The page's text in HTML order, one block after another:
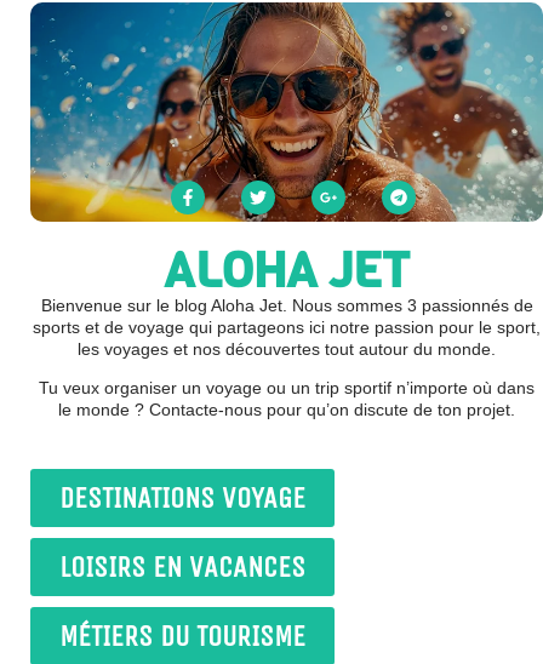
ALOHA JET
Bienvenue sur le blog Aloha Jet. Nous sommes 3 passionnés de
sports et de voyage qui partageons ici notre passion pour le sport,
les voyages et nos découvertes tout autour du monde.
Tu veux organiser un voyage ou un trip sportif n’importe où dans
le monde ? Contacte-nous pour qu’on discute de ton projet.
DESTINATIONS VOYAGE
LOISIRS EN VACANCES
MÉTIERS DU TOURISME